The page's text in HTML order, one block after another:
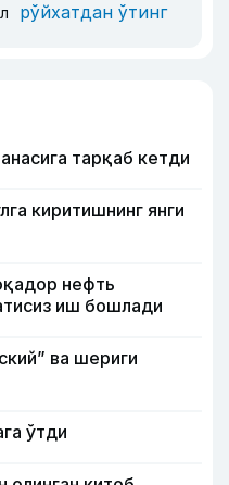
рўйхатдан ўтинг
тарқаб кетди
киритишнинг янги
нефть
иш бошлади
ва шериги
ўтди